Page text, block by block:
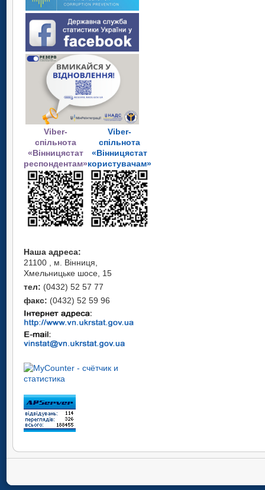
Viber-
спільнота
«Вінницястат
респондентам»
Viber-
спільнота
«Вінницястат
користувачам»
Наша адреса:
21100 , м. Вінниця,
Хмельницьке шосе, 15
тел: (0432) 52 57 77
факс: (0432) 52 59 96